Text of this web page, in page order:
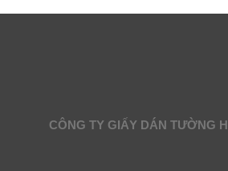
CÔNG TY GIẤY DÁN TƯỜNG